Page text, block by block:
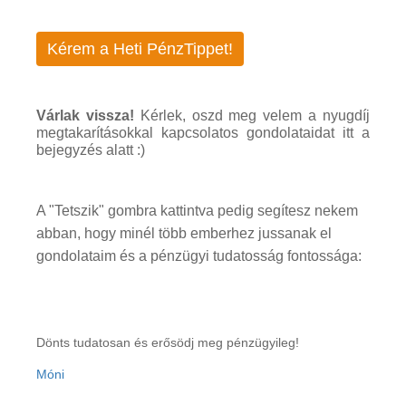
Kérem a Heti PénzTippet!
Várlak vissza! Kérlek, oszd meg velem a nyugdíj
megtakarításokkal kapcsolatos gondolataidat itt a
bejegyzés alatt :)
A "Tetszik" gombra kattintva pedig segítesz nekem
abban, hogy minél több emberhez jussanak el
gondolataim és a pénzügyi tudatosság fontossága:
Dönts tudatosan és erősödj meg pénzügyileg!
Móni